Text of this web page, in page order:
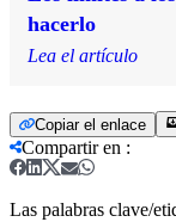
hacerlo
Lea el artículo
Copiar el enlace
Compartir en :
Las palabras clave/